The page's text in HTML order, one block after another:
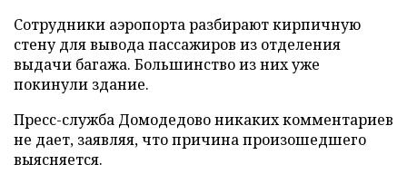
Сотрудники аэропорта разбирают кирпичную
стену для вывода пассажиров из отделения
выдачи багажа. Большинство из них уже
покинули здание.
Пресс-служба Домодедово никаких комментариев
не дает, заявляя, что причина произошедшего
выясняется.